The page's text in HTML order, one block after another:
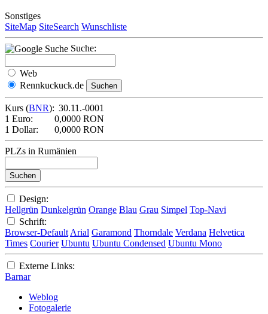
Sonstiges
SiteMap SiteSearch Wunschliste
Suche:
Web
Rennkuckuck.de
Kurs (BNR): 30.11.-0001
1 Euro:
0,0000 RON
1 Dollar:
0,0000 RON
PLZs in Rumänien
Design:
Hellgrün Dunkelgrün Orange Blau Grau Simpel Top-Navi
Schrift:
Browser-Default Arial Garamond Thorndale Verdana Helvetica
Times Courier Ubuntu Ubuntu Condensed Ubuntu Mono
Externe Links:
Barnar
Weblog
Fotogalerie